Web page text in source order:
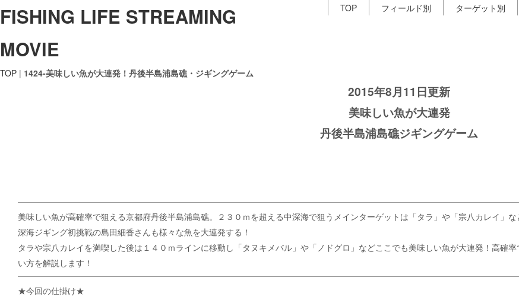
FISHING LIFE STREAMING
MOVIE
TOP フィールド別 ターゲット別
TOP | 1424-美味しい魚が大連発！丹後半島浦島礁・ジギングゲーム
2015年8月11日更新
美味しい魚が大連発
丹後半島浦島礁ジギングゲーム
美味しい魚が高確率で狙える京都府丹後半島浦島礁。２３０ｍを超える中深海で狙うメインターゲットは「タラ」や「宗八カレイ」
深海ジギング初挑戦の島田細香さんも様々な魚を大連発する！
タラや宗八カレイを満喫した後は１４０ｍラインに移動し「タヌキメバル」や「ノドグロ」などここでも美味しい魚が大連発！高確
い方を解説します！
★今回の仕掛け★